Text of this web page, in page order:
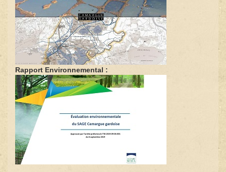
Rapport Environnemental :